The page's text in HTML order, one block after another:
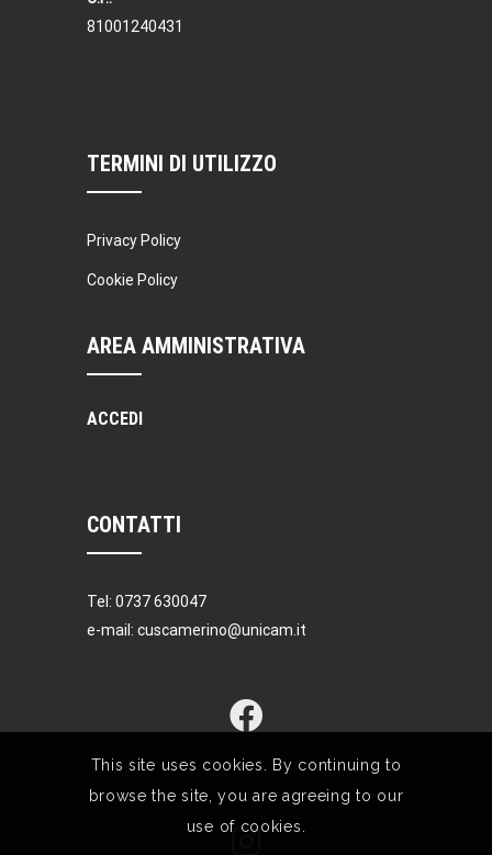
81001240431
TERMINI DI UTILIZZO
Privacy Policy
Cookie Policy
AREA AMMINISTRATIVA
ACCEDI
CONTATTI
Tel: 0737 630047
e-mail: cuscamerino@unicam.it
This site uses cookies. By continuing to
browse the site, you are agreeing to our
use of cookies.